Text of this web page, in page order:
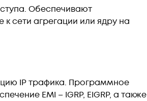
Обеспечивают
сети агрегации или ядру на
IP трафика. Программное
EMI – IGRP, EIGRP, а также